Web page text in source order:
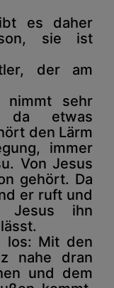
es daher
sie ist
der am
sehr
da etwas
den Lärm
immer
Von Jesus
gehört. Da
er ruft und
Jesus ihn
los: Mit den
nahe dran
und dem